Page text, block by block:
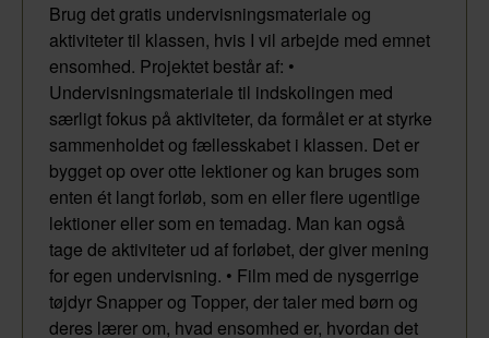
Brug det gratis undervisningsmateriale og
aktiviteter til klassen, hvis I vil arbejde med emnet
ensomhed. Projektet består af: •
Undervisningsmateriale til indskolingen med
særligt fokus på aktiviteter, da formålet er at styrke
sammenholdet og fællesskabet i klassen. Det er
bygget op over otte lektioner og kan bruges som
enten ét langt forløb, som en eller flere ugentlige
lektioner eller som en temadag. Man kan også
tage de aktiviteter ud af forløbet, der giver mening
for egen undervisning. • Film med de nysgerrige
tøjdyr Snapper og Topper, der taler med børn og
deres lærer om, hvad ensomhed er, hvordan det